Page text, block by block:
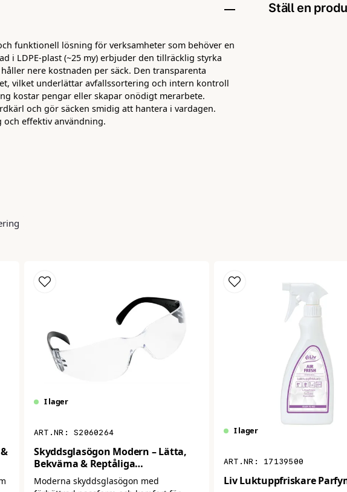
funktionell lösning för verksamheter som behöver en
i LDPE-plast (~25 my) erbjuder den tillräcklig styrka
nere kostnaden per säck. Den transparenta
vilket underlättar avfallssortering och intern kontroll
kostar pengar eller skapar onödigt merarbete.
och gör säcken smidig att hantera i vardagen.
och effektiv användning.
Ställ en
I lager
S2060264
Skyddsglasögon Modern – Lätta,
Bekväma & Reptåliga
Arbetsglasögon
Moderna skyddsglasögon med
I lager
17139500
Liv Luktuppfriskare